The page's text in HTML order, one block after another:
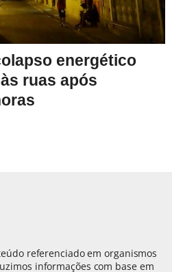
energético
ruas após
referenciado em organismos
informações com base em